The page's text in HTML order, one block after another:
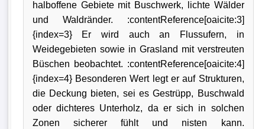
halboffene Gebiete mit Buschwerk, lichte Wälder
und Waldränder. :contentReference[oaicite:3]
{index=3} Er wird auch an Flussufern, in
Weidegebieten sowie in Grasland mit verstreuten
Büschen beobachtet. :contentReference[oaicite:4]
{index=4} Besonderen Wert legt er auf Strukturen,
die Deckung bieten, sei es Gestrüpp, Buschwald
oder dichteres Unterholz, da er sich in solchen
Zonen sicherer fühlt und nisten kann.